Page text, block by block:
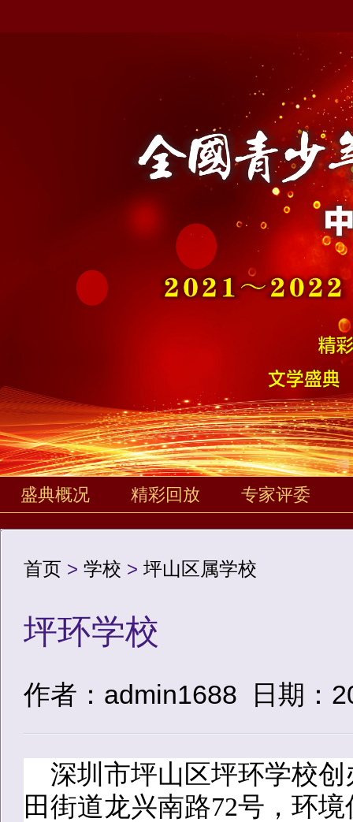
盛典概况 精彩回放 专家评委
首页 > 学校 > 坪山区属学校
坪环学校
作者：admin1688 日期：
深圳市坪山区坪环学校创
田街道龙兴南路72号，环